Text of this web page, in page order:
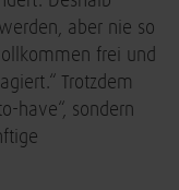
aber nie so
frei und
Trotzdem
have“, sondern